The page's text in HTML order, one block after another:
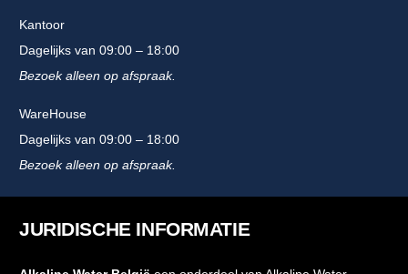
Kantoor
Dagelijks van 09:00 – 18:00
Bezoek alleen op afspraak.
WareHouse
Dagelijks van 09:00 – 18:00
Bezoek alleen op afspraak.
JURIDISCHE INFORMATIE